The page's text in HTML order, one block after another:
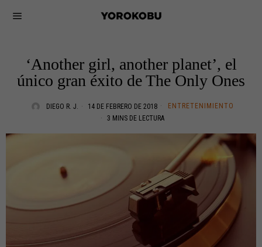
‘Another girl, another planet’, el
único gran éxito de The Only Ones
DIEGO R. J. 14 DE FEBRERO DE 2018
ENTRETENIMIENTO
3 MINS DE LECTURA